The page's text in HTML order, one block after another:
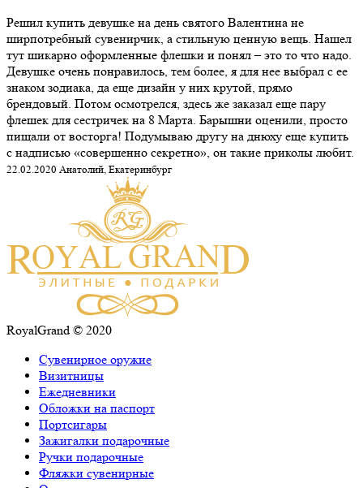
Решил купить девушке на день святого Валентина не
ширпотребный сувенирчик, а стильную ценную вещь. Нашел
тут шикарно оформленные флешки и понял – это то что надо.
Девушке очень понравилось, тем более, я для нее выбрал с ее
знаком зодиака, да еще дизайн у них крутой, прямо
брендовый. Потом осмотрелся, здесь же заказал еще пару
флешек для сестричек на 8 Марта. Барышни оценили, просто
пищали от восторга! Подумываю другу на днюху еще купить
с надписью «совершенно секретно», он такие приколы любит.
22.02.2020 Анатолий, Екатеринбург
RoyalGrand © 2020
Сувенирное оружие
Визитницы
Ежедневники
Обложки на паспорт
Портсигары
Зажигалки подарочные
Ручки подарочные
Фляжки сувенирные